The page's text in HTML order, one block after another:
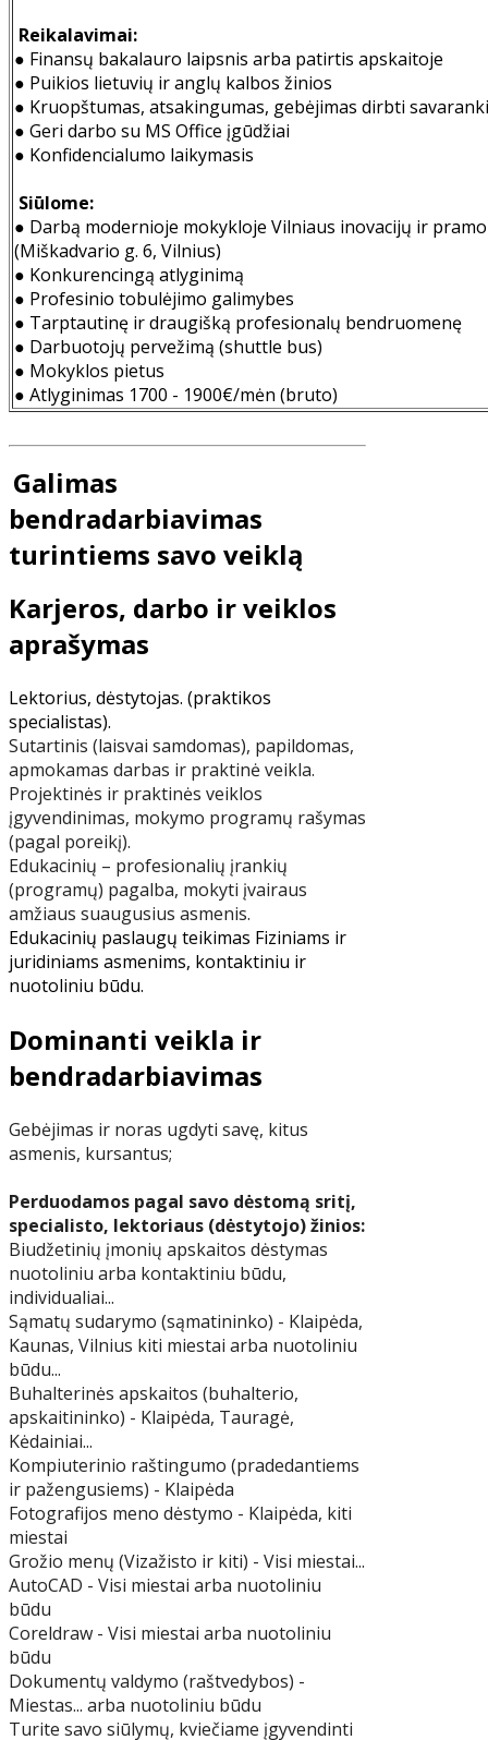
Reikalavimai:
● Finansų bakalauro laipsnis arba patirtis apskaitoje
● Puikios lietuvių ir anglų kalbos žinios
● Kruopštumas, atsakingumas, gebėjimas dirbti
● Geri darbo su MS Office įgūdžiai
● Konfidencialumo laikymasis
Siūlome:
● Darbą modernioje mokykloje Vilniaus inovacijų ir
(Miškadvario g. 6, Vilnius)
● Konkurencingą atlyginimą
● Profesinio tobulėjimo galimybes
● Tarptautinę ir draugišką profesionalų bendruomenę
● Darbuotojų pervežimą (shuttle bus)
● Mokyklos pietus
● Atlyginimas 1700 - 1900€/mėn (bruto)
Galimas
bendradarbiavimas
turintiems savo veiklą
Karjeros, darbo ir veiklos
aprašymas
Lektorius, dėstytojas. (praktikos
specialistas).
Sutartinis (laisvai samdomas), papildomas,
apmokamas darbas ir praktinė veikla.
Projektinės ir praktinės veiklos
įgyvendinimas, mokymo programų rašymas
(pagal poreikį).
Edukacinių – profesionalių įrankių
(programų) pagalba, mokyti įvairaus
amžiaus suaugusius asmenis.
Edukacinių paslaugų teikimas Fiziniams ir
juridiniams asmenims, kontaktiniu ir
nuotoliniu būdu.
Dominanti veikla ir
bendradarbiavimas
Gebėjimas ir noras ugdyti savę, kitus
asmenis, kursantus;
Perduodamos pagal savo dėstomą sritį,
specialisto, lektoriaus (dėstytojo) žinios:
Biudžetinių įmonių apskaitos dėstymas
nuotoliniu arba kontaktiniu būdu,
individualiai...
Sąmatų sudarymo (sąmatininko) - Klaipėda,
Kaunas, Vilnius kiti miestai arba nuotoliniu
būdu...
Buhalterinės apskaitos (buhalterio,
apskaitininko) - Klaipėda, Tauragė,
Kėdainiai...
Kompiuterinio raštingumo (pradedantiems
ir pažengusiems) - Klaipėda
Fotografijos meno dėstymo - Klaipėda, kiti
miestai
Grožio menų (Vizažisto ir kiti) - Visi miestai...
AutoCAD - Visi miestai arba nuotoliniu
būdu
Coreldraw - Visi miestai arba nuotoliniu
būdu
Dokumentų valdymo (raštvedybos) -
Miestas... arba nuotoliniu būdu
Turite savo siūlymų, kviečiame įgyvendinti